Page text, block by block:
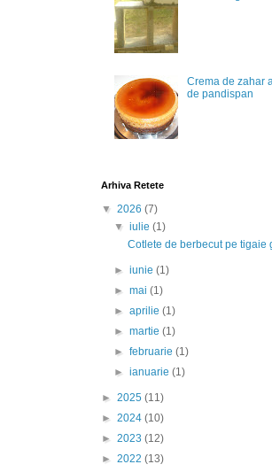
Crema de zahar
de pandispan
Arhiva Retete
▼ 2026 (7)
▼iulie(1)
Cotlete de berbecut pe tigaie
►iunie(1)
►mai(1)
►aprilie(1)
►martie(1)
►februarie(1)
►ianuarie(1)
► 2025 (11)
► 2024 (10)
► 2023 (12)
► 2022 (13)